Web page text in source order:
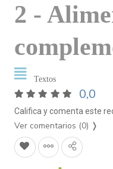
2 -
Textos
0,0
Califica y comenta este
Ver comentarios (0) ❭